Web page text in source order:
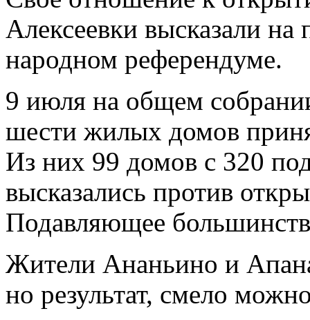
Алексеевки высказали
народном референдуме.
9 июля на общем
шести жилых домов
Из них 99 домов с 320
высказались против
Подавляющее
Жители Ананьино и
но результат, смело